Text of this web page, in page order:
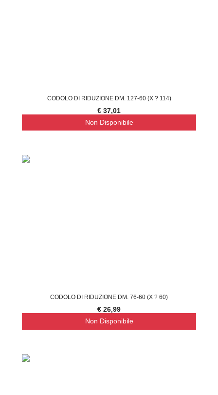
CODOLO DI RIDUZIONE DM. 127-60 (X ? 114)
€ 37,01
Non Disponibile
CODOLO DI RIDUZIONE DM. 76-60 (X ? 60)
€ 26,99
Non Disponibile